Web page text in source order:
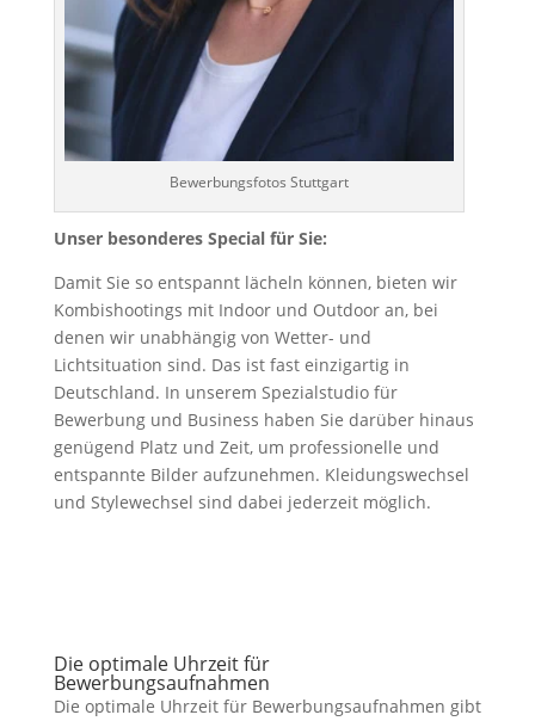
Bewerbungsfotos Stuttgart
Unser besonderes Special für Sie:
Damit Sie so entspannt lächeln können, bieten wir
Kombishootings mit Indoor und Outdoor an, bei
denen wir unabhängig von Wetter- und
Lichtsituation sind. Das ist fast einzigartig in
Deutschland. In unserem Spezialstudio für
Bewerbung und Business haben Sie darüber hinaus
genügend Platz und Zeit, um professionelle und
entspannte Bilder aufzunehmen. Kleidungswechsel
und Stylewechsel sind dabei jederzeit möglich.
Die optimale Uhrzeit für
Bewerbungsaufnahmen
Die optimale Uhrzeit für Bewerbungsaufnahmen gibt